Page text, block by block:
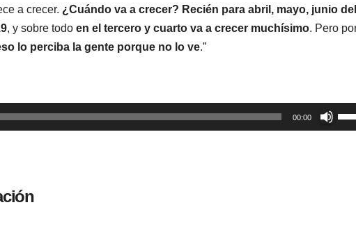
a crecer. ¿Cuándo va a crecer? Recién para abril, mayo, junio
, y sobre todo en el tercero y cuarto va a crecer muchísimo. Pero
lo perciba la gente porque no lo ve.”
00:00
las